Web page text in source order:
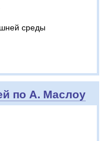
среды
по А. Маслоу